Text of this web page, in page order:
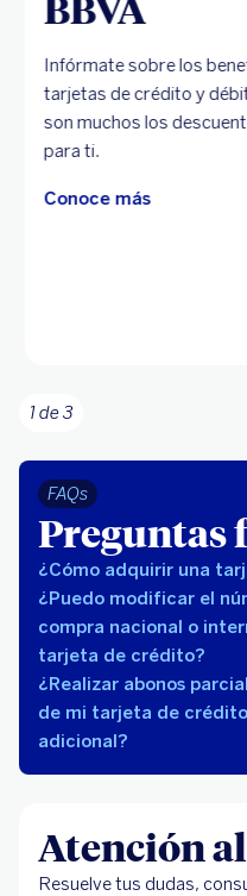
Infórmate sobre los
tarjetas de crédito y
son muchos los
para ti.
Conoce más
1 de 3
FAQs
Preguntas
¿Cómo adquirir una
¿Puedo modificar el
compra nacional o
tarjeta de crédito?
¿Realizar abonos
de mi tarjeta de
adicional?
Atención
Resuelve tus dudas,